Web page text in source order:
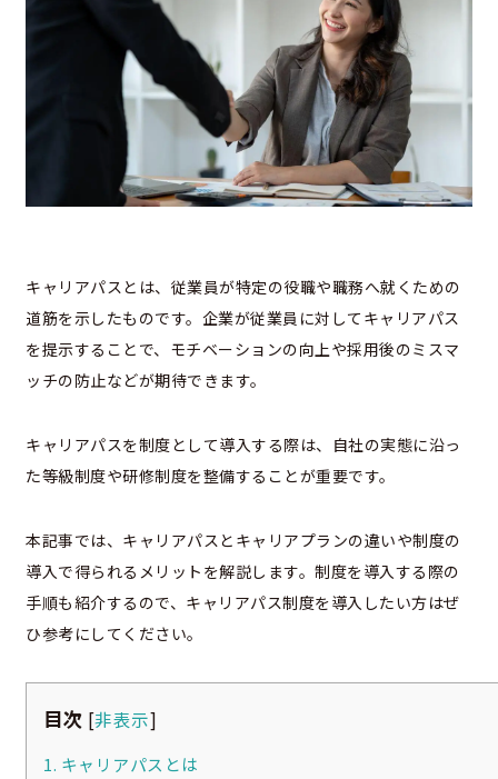
キャリアパスとは、従業員が特定の役職や職務へ就くための
道筋を示したものです。企業が従業員に対してキャリアパス
を提示することで、モチベーションの向上や採用後のミスマ
ッチの防止などが期待できます。
キャリアパスを制度として導入する際は、自社の実態に沿っ
た等級制度や研修制度を整備することが重要です。
本記事では、キャリアパスとキャリアプランの違いや制度の
導入で得られるメリットを解説します。制度を導入する際の
手順も紹介するので、キャリアパス制度を導入したい方はぜ
ひ参考にしてください。
目次 [非表示]
1. キャリアパスとは